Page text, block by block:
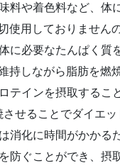
料や着色料など、体
使用しておりません
に必要なたんぱく質
持しながら脂肪を燃
テインを摂取するこ
せることでダイエ
消化に時間がかかる
防ぐことができ、摂